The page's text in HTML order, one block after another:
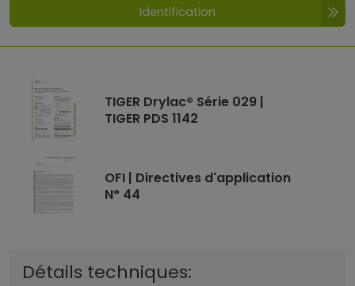
Identification
TIGER Drylac® Série 029 |
TIGER PDS 1142
OFI | Directives d'application
N° 44
Détails techniques: